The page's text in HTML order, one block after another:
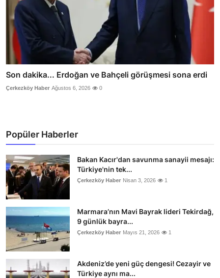
Son dakika... Erdoğan ve Bahçeli görüşmesi sona erdi
Çerkezköy Haber Ağustos 6, 2026 0
Popüler Haberler
Bakan Kacır'dan savunma sanayii mesajı:
Türkiye'nin tek...
Çerkezköy Haber Nisan 3, 2026 1
Marmara’nın Mavi Bayrak lideri Tekirdağ,
9 günlük bayra...
Çerkezköy Haber Mayıs 21, 2026 1
Akdeniz’de yeni güç dengesi! Cezayir ve
Türkiye aynı ma...